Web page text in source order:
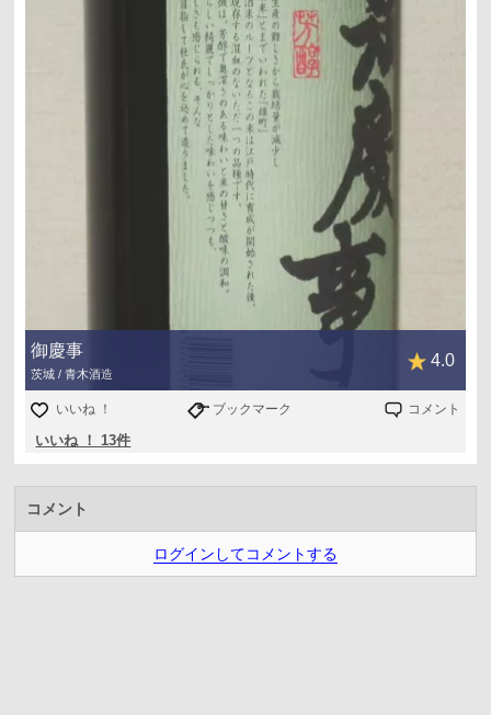
御慶事
茨城 / 青木酒造
4.0
いいね ！ ブックマーク コメント
いいね ！ 13件
コメント
ログインしてコメントする